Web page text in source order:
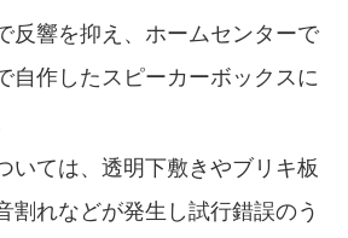
反響を抑え、ホームセンターで
自作したスピーカーボックスに
いては、透明下敷きやブリキ板
割れなどが発生し試行錯誤のう